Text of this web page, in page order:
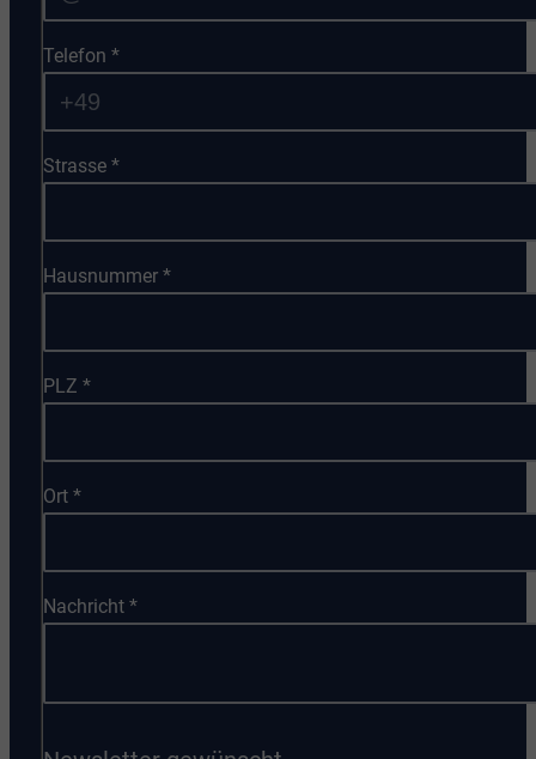
Telefon *
Strasse *
Hausnummer *
PLZ *
Ort *
Nachricht *